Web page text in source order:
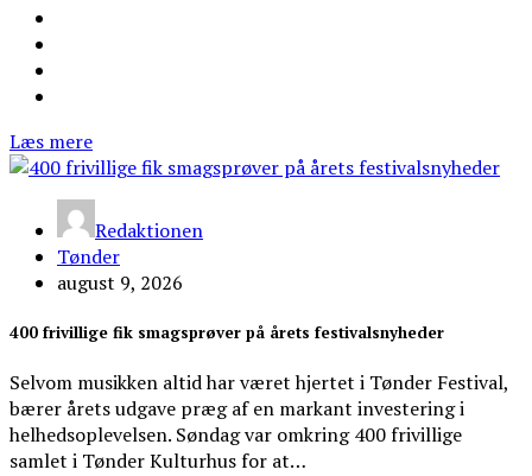
Læs mere
Redaktionen
Tønder
august 9, 2026
400 frivillige fik smagsprøver på årets festivalsnyheder
Selvom musikken altid har været hjertet i Tønder Festival,
bærer årets udgave præg af en markant investering i
helhedsoplevelsen. Søndag var omkring 400 frivillige
samlet i Tønder Kulturhus for at…